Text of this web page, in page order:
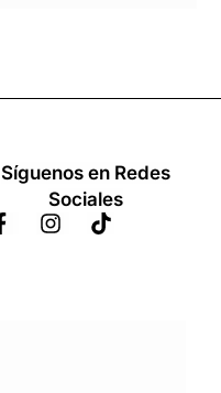
Síguenos en Redes
Sociales